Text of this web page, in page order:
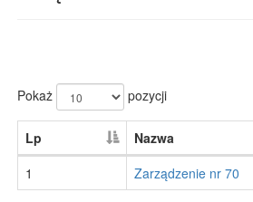
Pokaż pozycji
Lp Nazwa
1
Zarządzenie nr 70